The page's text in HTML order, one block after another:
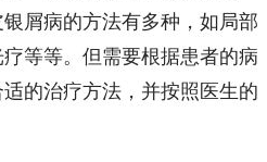
屑病的方法有多种，如局部
等等。但需要根据患者的病
的治疗方法，并按照医生的